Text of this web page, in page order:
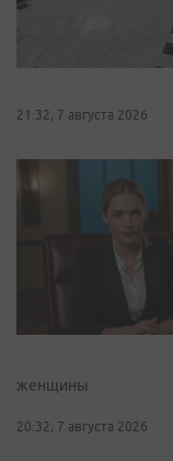
21:32, 7 августа 2026
женщины
20:32, 7 августа 2026